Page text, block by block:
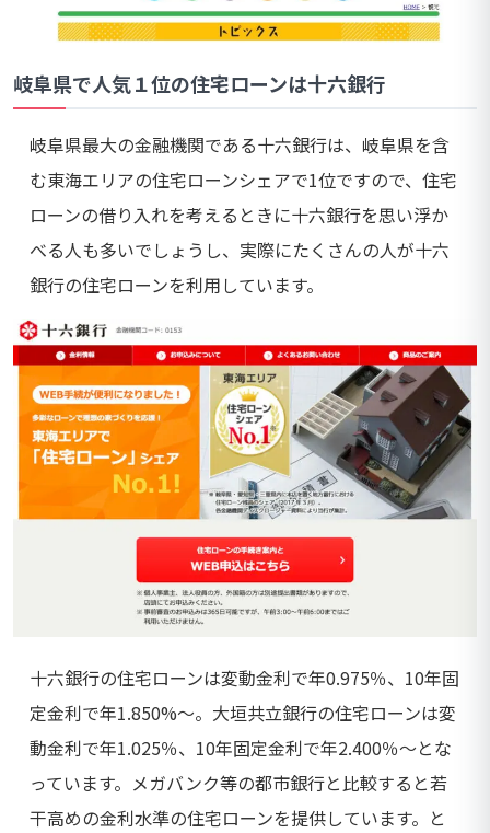
岐阜県で人気１位の住宅ローンは十六銀行
岐阜県最大の金融機関である十六銀行は、岐阜県を含
む東海エリアの住宅ローンシェアで1位ですので、住宅
ローンの借り入れを考えるときに十六銀行を思い浮か
べる人も多いでしょうし、実際にたくさんの人が十六
銀行の住宅ローンを利用しています。
十六銀行の住宅ローンは変動金利で年0.975％、10年固
定金利で年1.850%～。大垣共立銀行の住宅ローンは変
動金利で年1.025％、10年固定金利で年2.400％〜とな
っています。メガバンク等の都市銀行と比較すると若
干高めの金利水準の住宅ローンを提供しています。と